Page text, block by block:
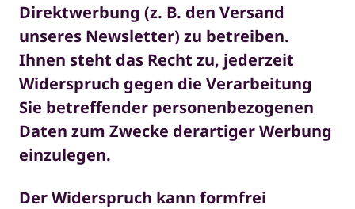
Direktwerbung (z. B. den Versand
unseres Newsletter) zu betreiben.
Ihnen steht das Recht zu, jederzeit
Widerspruch gegen die Verarbeitung
Sie betreffender personenbezogenen
Daten zum Zwecke derartiger Werbung
einzulegen.
Der Widerspruch kann formfrei